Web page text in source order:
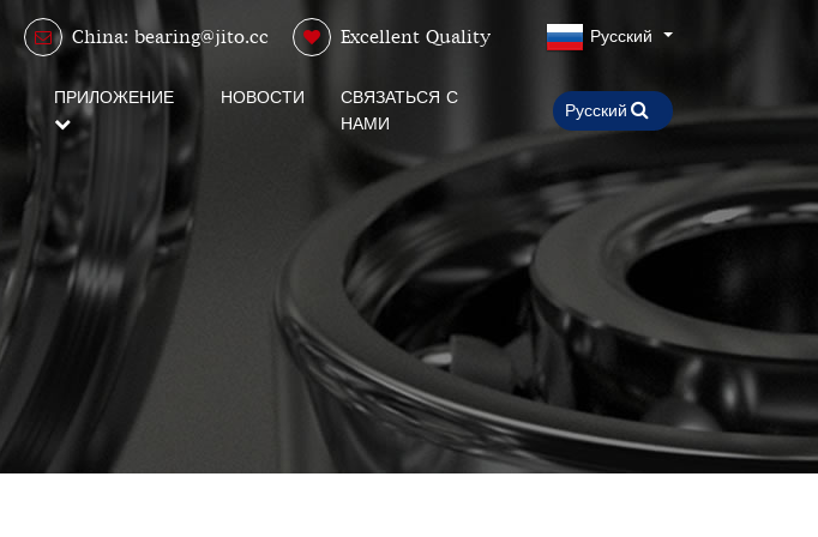
China: bearing@jito.cc Excellent Quality Русский
ПРИЛОЖЕНИЕ НОВОСТИ
СВЯЗАТЬСЯ С
НАМИ